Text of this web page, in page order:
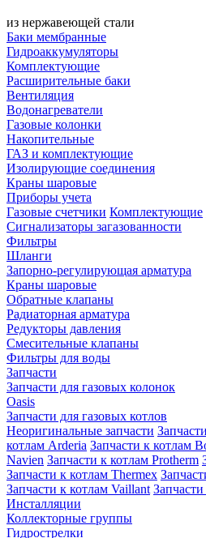
из нержавеющей стали
Баки мембранные
Гидроаккумуляторы
Комплектующие
Расширительные баки
Вентиляция
Водонагреватели
Газовые колонки
Накопительные
ГАЗ и комплектующие
Изолирующие соединения
Краны шаровые
Приборы учета
Газовые счетчики Комплектующие
Сигнализаторы загазованности
Фильтры
Шланги
Запорно-регулирующая арматура
Краны шаровые
Обратные клапаны
Радиаторная арматура
Редукторы давления
Смесительные клапаны
Фильтры для воды
Запчасти
Запчасти для газовых колонок
Oasis
Запчасти для газовых котлов
Неоригинальные запчасти
котлам Arderia Запчасти к котлам
Navien Запчасти к котлам Protherm
Запчасти к котлам Thermex
Запчасти к котлам Vaillant
Инсталляции
Коллекторные группы
Гидрострелки